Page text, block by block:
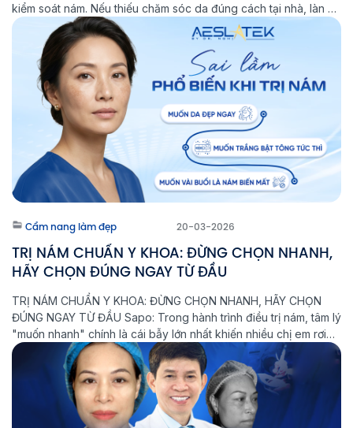
kiểm soát nám. Nếu thiếu chăm sóc da đúng cách tại nhà, làn da
sẽ khó ổn định lâu dài và nguy cơ nám tái phát vẫn […]
Cẩm nang làm đẹp 20-03-2026
TRỊ NÁM CHUẨN Y KHOA: ĐỪNG CHỌN NHANH,
HÃY CHỌN ĐÚNG NGAY TỪ ĐẦU
TRỊ NÁM CHUẨN Y KHOA: ĐỪNG CHỌN NHANH, HÃY CHỌN
ĐÚNG NGAY TỪ ĐẦU Sapo: Trong hành trình điều trị nám, tâm lý
"muốn nhanh" chính là cái bẫy lớn nhất khiến nhiều chị em rơi
vào vòng lặp: Điều trị - Tái phát - Nặng hơn. Tại Phòng khám
Laser Thẩm mỹ Aeslatek, chúng […]